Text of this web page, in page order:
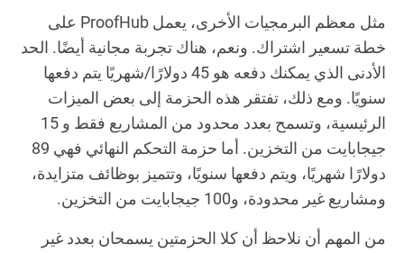
مثل معظم البرمجيات الأخرى، يعمل ProofHub على
خطة تسعير اشتراك. ونعم، هناك تجربة مجانية أيضًا. الحد
الأدنى الذي يمكنك دفعه هو 45 دولارًا/شهريًا يتم دفعها
سنويًا. ومع ذلك، تفتقر هذه الحزمة إلى بعض الميزات
الرئيسية، وتسمح بعدد محدود من المشاريع فقط و 15
جيجابايت من التخزين. أما حزمة التحكم النهائي
فهي 89
دولارًا شهريًا، ويتم دفعها سنويًا، وتتميز بوظائف متزايدة،
ومشاريع غير محدودة، و100 جيجابايت من التخزين.
من المهم أن نلاحظ أن كلا الحزمتين يسمحان بعدد غير